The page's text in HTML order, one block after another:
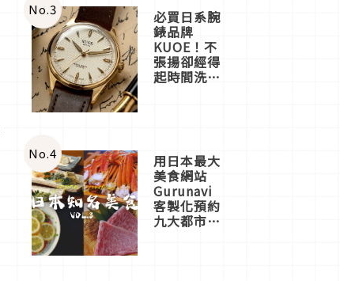
No.3 必買日系腕
錶品牌
KUOE！不
張揚卻經得
起時間洗鍊
No.4 用日本最大
美食網站
Gurunavi
客製化預約
九大都市餐